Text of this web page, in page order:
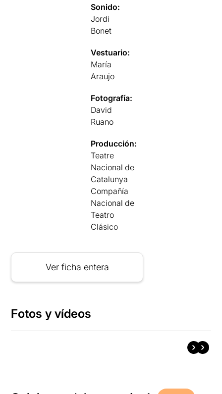
Sonido:
Jordi
Bonet
Vestuario:
María
Araujo
Fotografía:
David
Ruano
Producción:
Teatre
Nacional de
Catalunya
Compañía
Nacional de
Teatro
Clásico
Ver ficha entera
Fotos y vídeos